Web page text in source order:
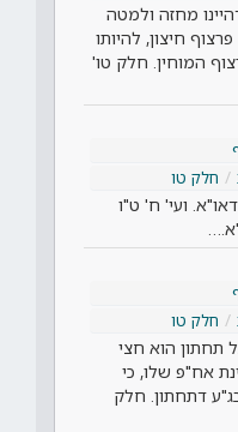
מחזה ולמטה
חיצון, להיותו
המוחין. חלק טו'
חלק טו
ועי' ח' ט"ו
חלק טו
תחתון הוא חצי
אח"פ שלו, כי
דתחתון. חלק